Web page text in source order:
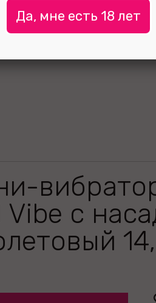
Vibe с
Да, мне есть 18 лет